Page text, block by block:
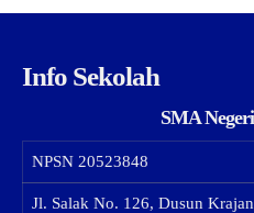
Info Sekolah
SMA
NPSN 20523848
Jl. Salak No. 126, Dusun